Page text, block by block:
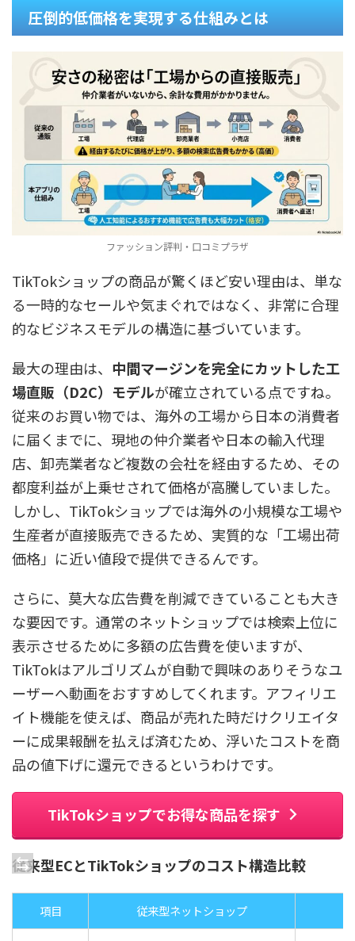
圧倒的低価格を実現する仕組みとは
ファッション評判・口コミプラザ
TikTokショップの商品が驚くほど安い理由は、単な
る一時的なセールや気まぐれではなく、非常に合理
的なビジネスモデルの構造に基づいています。
最大の理由は、 中間マージンを完全にカットした工
場直販（D2C）モデルが確立されている点ですね。
従来のお買い物では、海外の工場から日本の消費者
に届くまでに、現地の仲介業者や日本の輸入代理
店、卸売業者など複数の会社を経由するため、その
都度利益が上乗せされて価格が高騰していました。
しかし、TikTokショップでは海外の小規模な工場や
生産者が直接販売できるため、実質的な「工場出荷
価格」に近い値段で提供できるんです。
さらに、 莫大な広告費を削減できていることも大き
な要因です。通常のネットショップでは検索上位に
表示させるために多額の広告費を使いますが、
TikTokはアルゴリズムが自動で興味のありそうなユ
ーザーへ動画をおすすめしてくれます。アフィリエ
イト機能を使えば、商品が売れた時だけクリエイタ
ーに成果報酬を払えば済むため、浮いたコストを商
品の値下げに還元できるというわけです。
TikTokショップでお得な商品を探す
従来型ECとTikTokショップのコスト構造比較
項目 従来型ネットショップ